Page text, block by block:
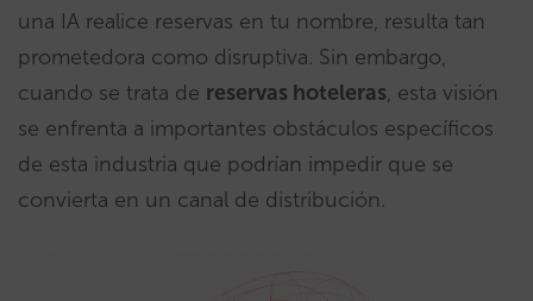
una IA realice reservas en tu nombre, resulta tan
prometedora como disruptiva. Sin embargo,
cuando se trata de reservas hoteleras, esta visión
se enfrenta a importantes obstáculos específicos
de esta industria que podrían impedir que se
convierta en un canal de distribución.